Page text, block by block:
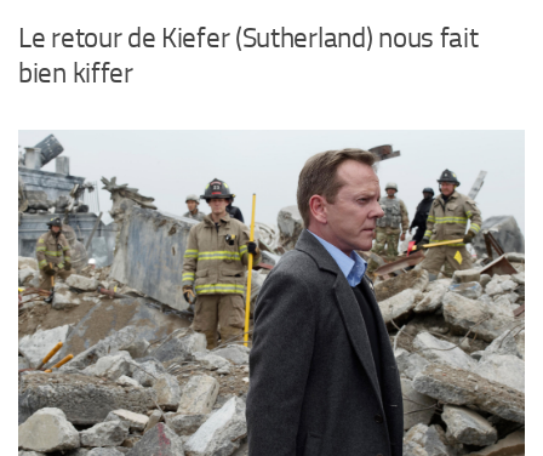
Le retour de Kiefer (Sutherland) nous fait
bien kiffer